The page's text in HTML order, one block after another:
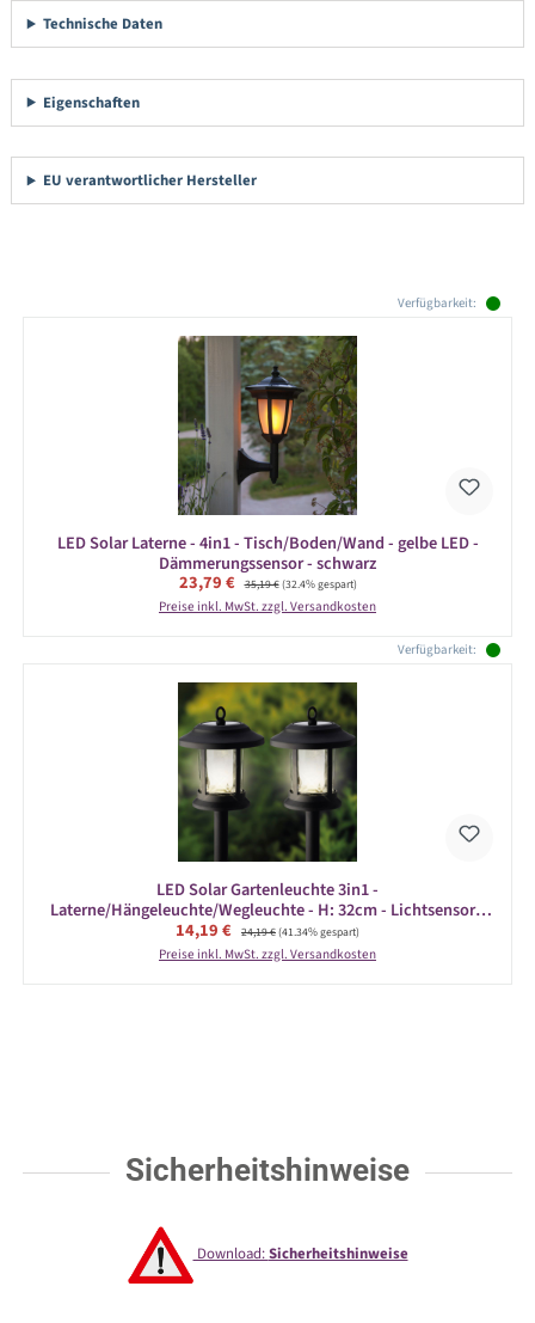
Technische Daten
Eigenschaften
EU verantwortlicher Hersteller
Verfügbarkeit:
LED Solar Laterne - 4in1 - Tisch/Boden/Wand - gelbe LED -
Dämmerungssensor - schwarz
Verkaufspreis:
23,79 € Regulärer Preis:
35,19 €(32.4% gespart)
Preise inkl. MwSt. zzgl. Versandkosten
Verfügbarkeit:
LED Solar Gartenleuchte 3in1 -
Laterne/Hängeleuchte/Wegleuchte - H: 32cm - Lichtsensor -
2er Set
Verkaufspreis:
14,19 € Regulärer Preis:
24,19 €(41.34% gespart)
Preise inkl. MwSt. zzgl. Versandkosten
Sicherheitshinweise
Download:Sicherheitshinweise